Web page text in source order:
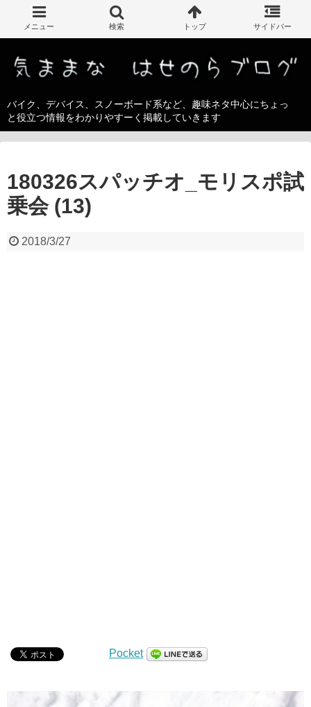
バイク、デバイス、スノーボード系など、趣味ネタ中心にちょっ
と役立つ情報をわかりやすーく掲載していきます
180326スパッチオ_モリスポ試
乗会 (13)
2018/3/27
Pocket